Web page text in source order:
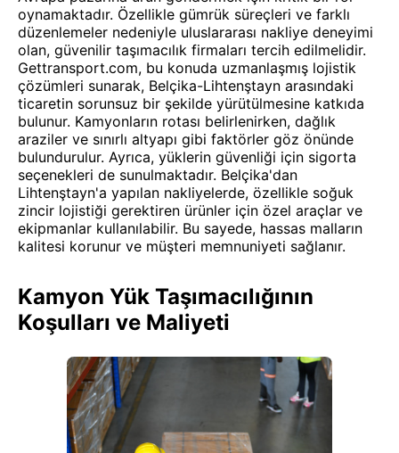
oynamaktadır. Özellikle gümrük süreçleri ve farklı
düzenlemeler nedeniyle uluslararası nakliye deneyimi
olan, güvenilir taşımacılık firmaları tercih edilmelidir.
Gettransport.com, bu konuda uzmanlaşmış lojistik
çözümleri sunarak, Belçika-Lihtenştayn arasındaki
ticaretin sorunsuz bir şekilde yürütülmesine katkıda
bulunur. Kamyonların rotası belirlenirken, dağlık
araziler ve sınırlı altyapı gibi faktörler göz önünde
bulundurulur. Ayrıca, yüklerin güvenliği için sigorta
seçenekleri de sunulmaktadır. Belçika'dan
Lihtenştayn'a yapılan nakliyelerde, özellikle soğuk
zincir lojistiği gerektiren ürünler için özel araçlar ve
ekipmanlar kullanılabilir. Bu sayede, hassas malların
kalitesi korunur ve müşteri memnuniyeti sağlanır.
Kamyon Yük Taşımacılığının
Koşulları ve Maliyeti